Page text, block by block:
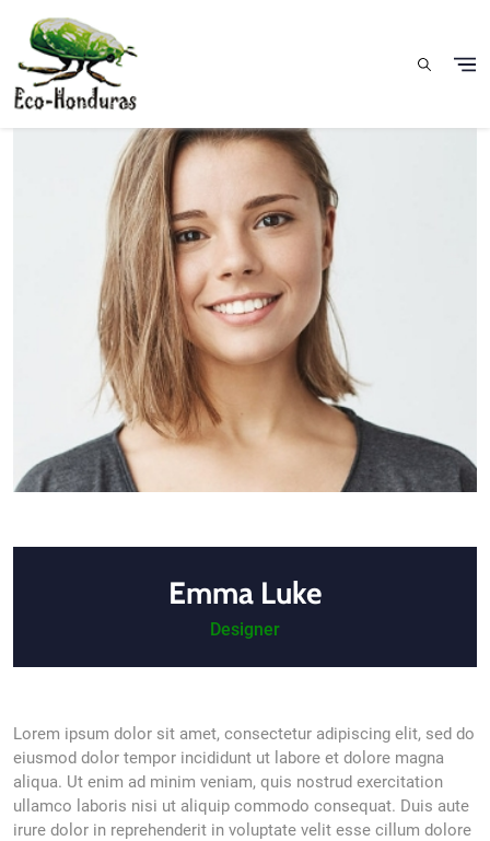
Emma Luke
Designer
Lorem ipsum dolor sit amet, consectetur adipiscing elit, sed do
eiusmod dolor tempor incididunt ut labore et dolore magna
aliqua. Ut enim ad minim veniam, quis nostrud exercitation
ullamco laboris nisi ut aliquip commodo consequat. Duis aute
irure dolor in reprehenderit in voluptate velit esse cillum dolore